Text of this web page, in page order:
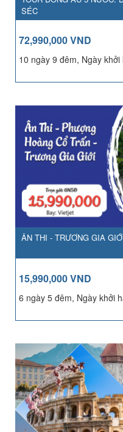
SÉC
72,990,000 VND
10 ngày 9 đêm, Ngày khởi
ÂN THI - TRƯƠNG GIA
15,990,000 VND
6 ngày 5 đêm, Ngày khởi